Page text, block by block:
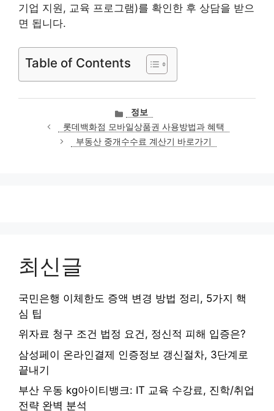
기업 지원, 교육 프로그램)를 확인한 후 상담을 받으
면 됩니다.
Table of Contents
카
테
고
리
정보
롯데백화점 모바일상품권 사용방법과 혜택
부동산 중개수수료 계산기 바로가기
최신글
국민은행 이체한도 증액 변경 방법 정리, 5가지 핵
심 팁
위자료 청구 조건 법정 요건, 정신적 피해 입증은?
삼성페이 온라인결제 인증정보 갱신절차, 3단계로
끝내기
부산 우동 kg아이티뱅크: IT 교육 수강료, 진학/취업
전략 완벽 분석